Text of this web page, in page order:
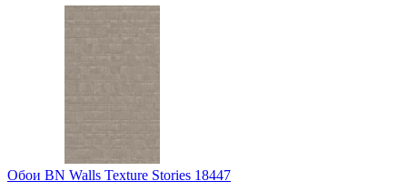
Обои BN Walls Texture Stories 18447